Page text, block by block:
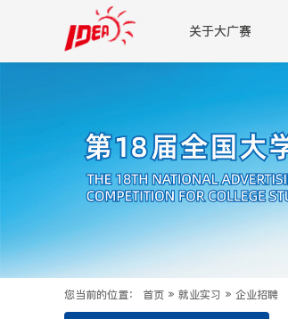
关于大广赛
您当前的位置： 首页 » 就业实习 » 企业招聘